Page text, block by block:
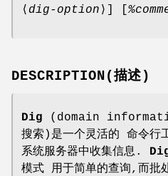
⟨ dig-option ⟩] [
DESCRIPTION(描述)
Dig (domain
搜索)是一个灵活的 命令行
系统服务器中收集信息.
模式 用于简单的查询,而批